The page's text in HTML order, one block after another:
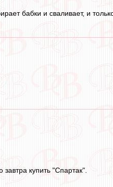
бабки и сваливает, и
купить "Спартак".